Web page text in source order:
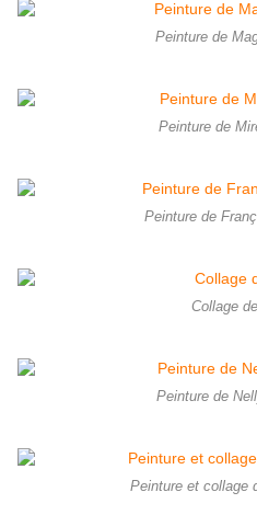
Peinture de
Peinture de
Peinture de
Collage
Peinture de
Peinture et collage